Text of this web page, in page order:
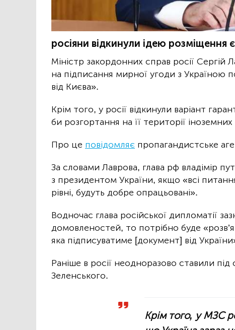
росіяни відкинули ідею розміщення
Міністр закордонних справ росії Сергій
на підписання мирної угоди з Україною
від Києва».
Крім того, у росії відкинули варіант
би розгортання на її території іноземних
Про це повідомляє пропагандистське
За словами Лаврова, глава рф владімір
з президентом України, якщо «всі
рівні, будуть добре опрацьовані».
Водночас глава російської дипломатії
домовленостей, то потрібно буде
яка підписуватиме [документ] від
Раніше в росії неодноразово ставили
Зеленського.
Крім того, у МЗС